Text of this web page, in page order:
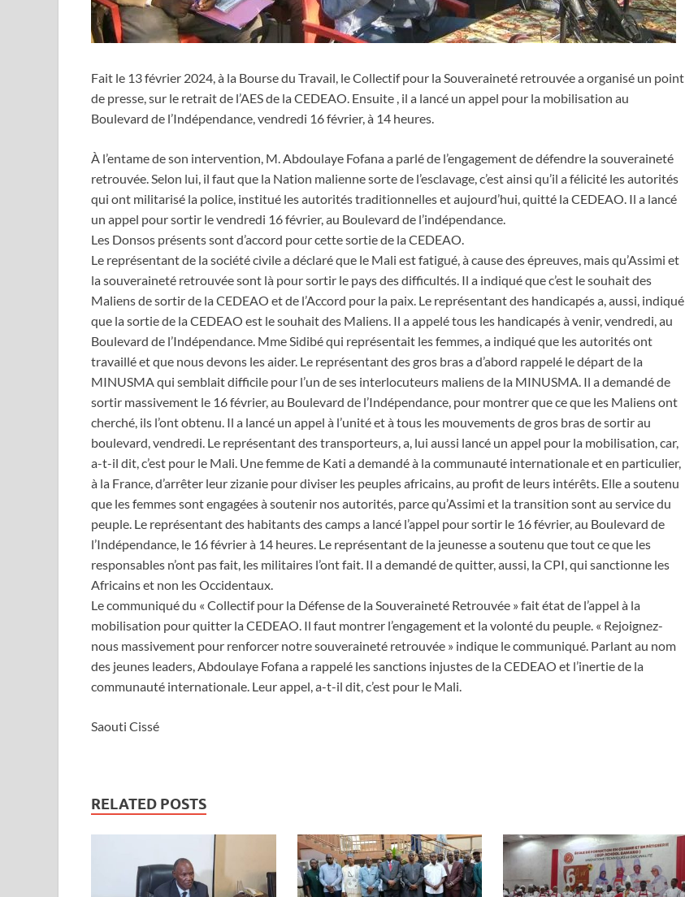
Fait le 13 février 2024, à la Bourse du Travail, le Collectif pour la Souveraineté retrouvée a organisé un point
de presse, sur le retrait de l’AES de la CEDEAO. Ensuite , il a lancé un appel pour la mobilisation au
Boulevard de l’Indépendance, vendredi 16 février, à 14 heures.
À l’entame de son intervention, M. Abdoulaye Fofana a parlé de l’engagement de défendre la souveraineté
retrouvée. Selon lui, il faut que la Nation malienne sorte de l’esclavage, c’est ainsi qu’il a félicité les autorités
qui ont militarisé la police, institué les autorités traditionnelles et aujourd’hui, quitté la CEDEAO. Il a lancé
un appel pour sortir le vendredi 16 février, au Boulevard de l’indépendance.
Les Donsos présents sont d’accord pour cette sortie de la CEDEAO.
Le représentant de la société civile a déclaré que le Mali est fatigué, à cause des épreuves, mais qu’Assimi et
la souveraineté retrouvée sont là pour sortir le pays des difficultés. Il a indiqué que c’est le souhait des
Maliens de sortir de la CEDEAO et de l’Accord pour la paix. Le représentant des handicapés a, aussi, indiqué
que la sortie de la CEDEAO est le souhait des Maliens. Il a appelé tous les handicapés à venir, vendredi, au
Boulevard de l’Indépendance. Mme Sidibé qui représentait les femmes, a indiqué que les autorités ont
travaillé et que nous devons les aider. Le représentant des gros bras a d’abord rappelé le départ de la
MINUSMA qui semblait difficile pour l’un de ses interlocuteurs maliens de la MINUSMA. Il a demandé de
sortir massivement le 16 février, au Boulevard de l’Indépendance, pour montrer que ce que les Maliens ont
cherché, ils l’ont obtenu. Il a lancé un appel à l’unité et à tous les mouvements de gros bras de sortir au
boulevard, vendredi. Le représentant des transporteurs, a, lui aussi lancé un appel pour la mobilisation, car,
a-t-il dit, c’est pour le Mali. Une femme de Kati a demandé à la communauté internationale et en particulier,
à la France, d’arrêter leur zizanie pour diviser les peuples africains, au profit de leurs intérêts. Elle a soutenu
que les femmes sont engagées à soutenir nos autorités, parce qu’Assimi et la transition sont au service du
peuple. Le représentant des habitants des camps a lancé l’appel pour sortir le 16 février, au Boulevard de
l’Indépendance, le 16 février à 14 heures. Le représentant de la jeunesse a soutenu que tout ce que les
responsables n’ont pas fait, les militaires l’ont fait. Il a demandé de quitter, aussi, la CPI, qui sanctionne les
Africains et non les Occidentaux.
Le communiqué du « Collectif pour la Défense de la Souveraineté Retrouvée » fait état de l’appel à la
mobilisation pour quitter la CEDEAO. Il faut montrer l’engagement et la volonté du peuple. « Rejoignez-
nous massivement pour renforcer notre souveraineté retrouvée » indique le communiqué. Parlant au nom
des jeunes leaders, Abdoulaye Fofana a rappelé les sanctions injustes de la CEDEAO et l’inertie de la
communauté internationale. Leur appel, a-t-il dit, c’est pour le Mali.
Saouti Cissé
RELATED POSTS